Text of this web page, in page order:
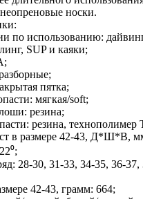
носки.
по использованию:
SUP и каяки;
пятка;
мягкая/soft;
резина;
резина, технополимер
в размере 42-43, Д*Ш*В,
28-30, 31-33, 34-35, 36-37,
42-43, грамм: 664;